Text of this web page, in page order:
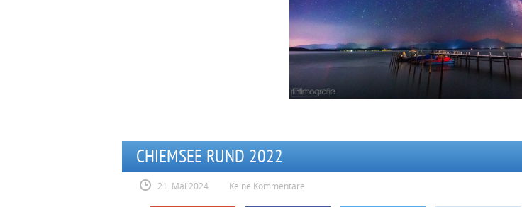
CHIEMSEE RUND 2022
21. Mai 2024 Keine Kommentare